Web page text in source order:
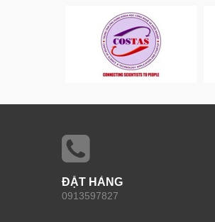
ĐẶT HÀNG
0913597827